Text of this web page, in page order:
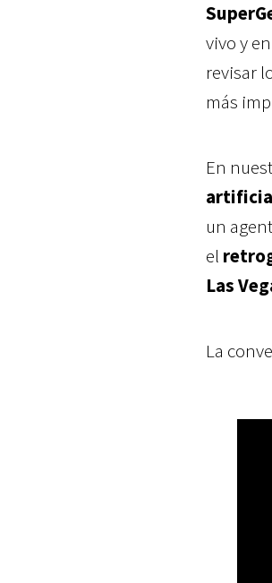
vivo y
revisar
más
En
un
el
Las
La